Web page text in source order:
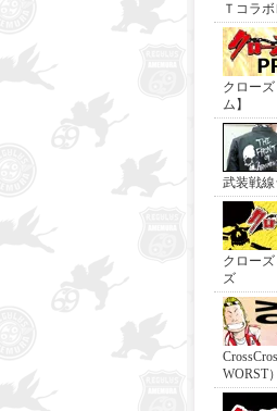
Ｔコラ
クロー
ム】
武装戦
クロー
ズ
WORST）